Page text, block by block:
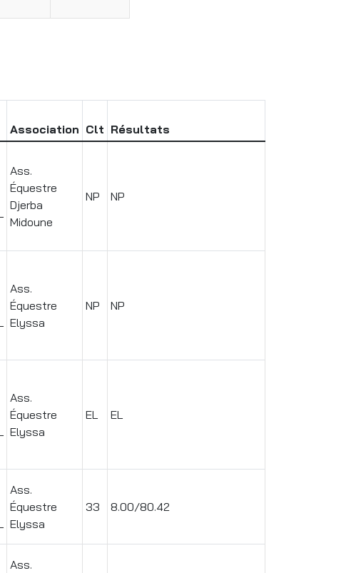
Association Clt Résultats
Ass.
Équestre
Djerba
Midoune
NP NP
Ass.
Équestre
Elyssa
NP NP
Ass.
Équestre
Elyssa
EL EL
Ass.
Équestre
Elyssa
33 8.00/80.42
Ass.